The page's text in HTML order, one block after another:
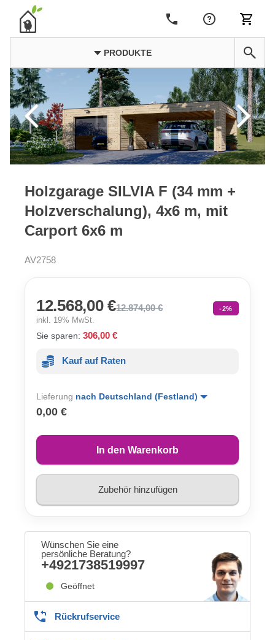
PRODUKTE
Holzgarage SILVIA F (34 mm +
Holzverschalung), 4x6 m, mit
Carport 6x6 m
AV2758
12.568,00 €12.874,00 € -2%
inkl. 19% MwSt.
Sie sparen: 306,00 €
Kauf auf Raten
Lieferung nach Deutschland (Festland)
0,00 €
In den Warenkorb
Zubehör hinzufügen
Wünschen Sie eine
persönliche Beratung?
+4921738519997
Geöffnet
Rückrufservice